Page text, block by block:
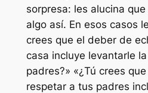
sorpresa: les alucina
algo así. En esos casos
crees que el deber de
casa incluye levantarle
padres?» «¿Tú crees
respetar a tus padres